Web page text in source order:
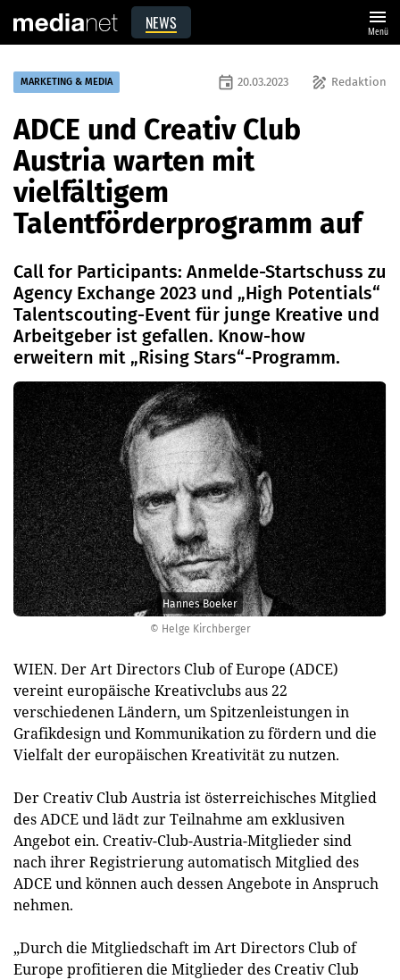
NEWS menu
Menü
© Helge Kirchberger
Hannes Boeker
MARKETING & MEDIA draw Redaktion
event 20.03.2023
ADCE und Creativ Club
Austria warten mit
vielfältigem
Talentförderprogramm auf
Call for Participants: Anmelde-Startschuss zu
Agency Exchange 2023 und „High Potentials“
Talentscouting-Event für junge Kreative und
Arbeitgeber ist gefallen. Know-how
erweitern mit „Rising Stars“-Programm.
WIEN. Der Art Directors Club of Europe (ADCE)
vereint europäische Kreativclubs aus 22
verschiedenen Ländern, um Spitzenleistungen in
Grafikdesign und Kommunikation zu fördern und die
Vielfalt der europäischen Kreativität zu nutzen.
Der Creativ Club Austria ist österreichisches Mitglied
des ADCE und lädt zur Teilnahme am exklusiven
Angebot ein. Creativ-Club-Austria-Mitglieder sind
nach ihrer Registrierung automatisch Mitglied des
ADCE und können auch dessen Angebote in Anspruch
nehmen.
„Durch die Mitgliedschaft im Art Directors Club of
Europe profitieren die Mitglieder des Creativ Club